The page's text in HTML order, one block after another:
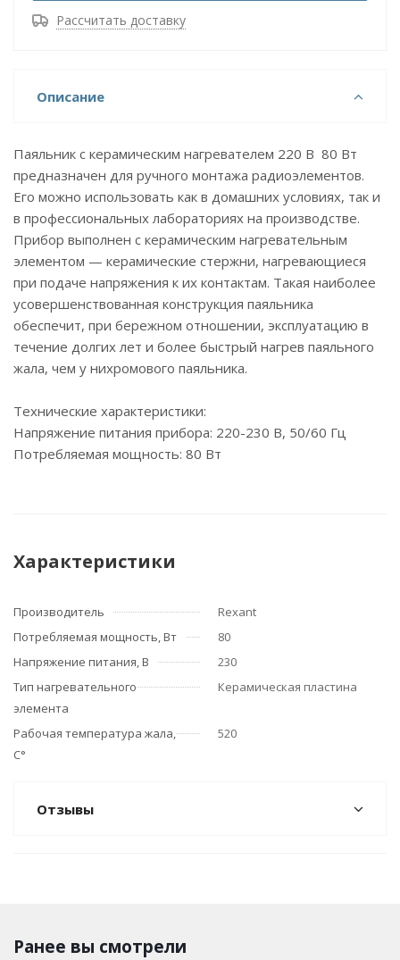
Рассчитать доставку
Описание
Паяльник с керамическим нагревателем 220 В 80 Вт
предназначен для ручного монтажа радиоэлементов.
Его можно использовать как в домашних условиях, так и
в профессиональных лабораториях на производстве.
Прибор выполнен с керамическим нагревательным
элементом — керамические стержни, нагревающиеся
при подаче напряжения к их контактам. Такая наиболее
усовершенствованная конструкция паяльника
обеспечит, при бережном отношении, эксплуатацию в
течение долгих лет и более быстрый нагрев паяльного
жала, чем у нихромового паяльника.
Технические характеристики:
Напряжение питания прибора: 220-230 В, 50/60 Гц
Потребляемая мощность: 80 Вт
Характеристики
Производитель
Rexant
Потребляемая мощность, Вт
80
Напряжение питания, В
230
Тип нагревательного
элемента
Керамическая пластина
Рабочая температура жала,
С°
520
Отзывы
Ранее вы смотрели